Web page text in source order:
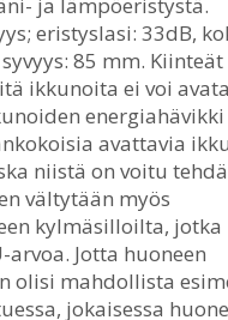
eristyslasi: 33dB,
85 mm. Kiinteät
ikkunoita ei voi
energiahävikki
avattavia
niistä on voitu tehdä
vältytään myös
kylmäsilloilta, jotka
arvoa. Jotta huoneen
olisi mahdollista
jokaisessa